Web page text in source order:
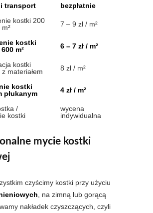
transport
bezpłatnie
kostki 200
m²
7 – 9 zł / m²
kostki
m²
6 – 7 zł / m²
kostki
materiałem
8 zł / m²
kostki
płukanym
4 zł / m²
/
kostki
wycena
indywidualna
mycie kostki
czyścimy kostki przy użyciu
, na zimną lub gorącą
nakładek czyszczących, czyli